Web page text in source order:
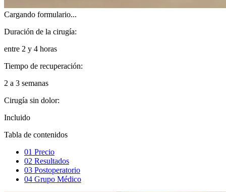
Cargando formulario...
Duración de la cirugía:
entre 2 y 4 horas
Tiempo de recuperación:
2 a 3 semanas
Cirugía sin dolor:
Incluido
Tabla de contenidos
01 Precio
02 Resultados
03 Postoperatorio
04 Grupo Médico